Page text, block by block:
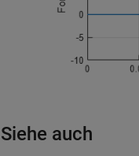
Siehe auch